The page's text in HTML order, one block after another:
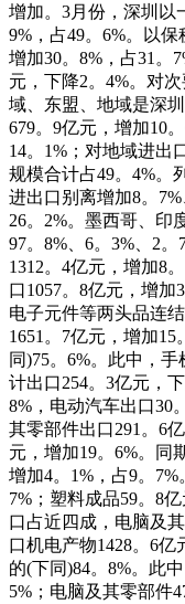
增加。3月份，深圳以
9%，占49。6%。以
增加30。8%，占31。
元，下降2。4%。对
域、东盟、地域是深
679。9亿元，增加10
14。1%；对地域进出
规模合计占49。4%。
进出口别离增加8。
26。2%。墨西哥、印
97。8%、6。3%、2
1312。4亿元，增加8
口1057。8亿元，增加
电子元件等两头品连
1651。7亿元，增加
同)75。6%。此中，
计出口254。3亿元，
8%，电动汽车出口30
其零部件出口291。6
元，增加19。6%。同
增加4。1%，占9。
7%；塑料成品59。8
口占近四成，电脑及
口机电产物1428。6亿
的(下同)84。8%。此
5%；电脑及其零部件